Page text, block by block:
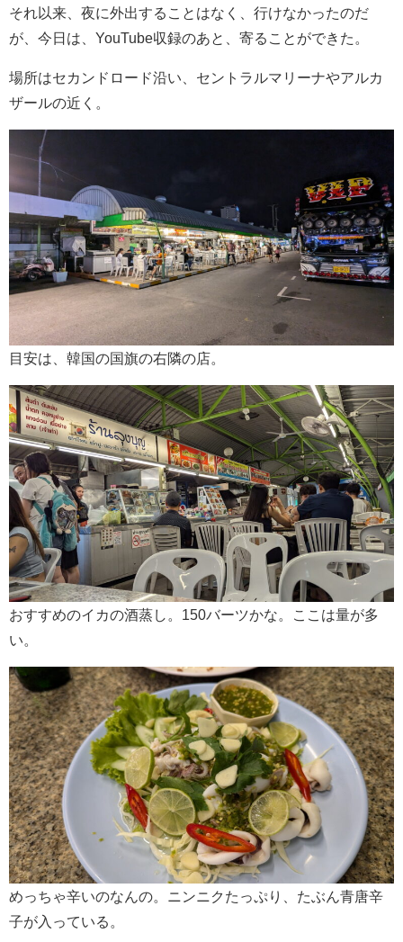
それ以来、夜に外出することはなく、行けなかったのだ
が、今日は、YouTube収録のあと、寄ることができた。
場所はセカンドロード沿い、セントラルマリーナやアルカ
ザールの近く。
目安は、韓国の国旗の右隣の店。
おすすめのイカの酒蒸し。150バーツかな。ここは量が多
い。
めっちゃ辛いのなんの。ニンニクたっぷり、たぶん青唐辛
子が入っている。